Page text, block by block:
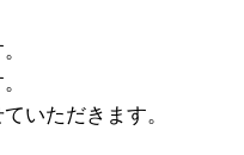
いただきます。